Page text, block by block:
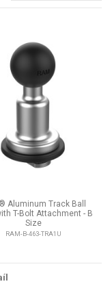
Aluminum Track Ball
T-Bolt Attachment - B
Size
RAM-B-463-TRA1U